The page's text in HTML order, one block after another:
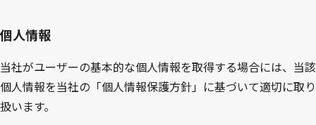
個人情報
当社がユーザーの基本的な個人情報を取得する場合には、当該
個人情報を当社の「個人情報保護方針」に基づいて適切に取り
扱います。